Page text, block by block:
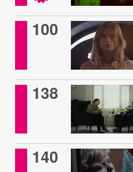
100
138
140